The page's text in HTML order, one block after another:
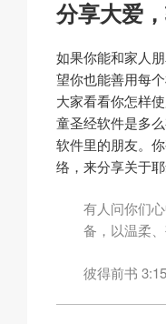
分享大爱
如果你能和家人
望你也能善用每
大家看看你怎样
童圣经软件是多
软件里的朋友。
络，来分享关于
有人问你们
备，以温柔
彼得前书